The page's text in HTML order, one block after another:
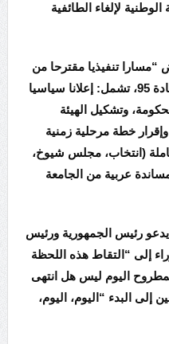
لإلغاء الطائفية
“مسارا تنفيذيا مقترحا من
ثماني خطوات مترابطة لتفعيل المادة 95، تشمل: إعلانا سياسيا
وتشكيل الهيئة
خطة مرحلية زمنية
(انتخاب، مجلس شيوخ،
عربية من الجامعة
رئيس الجمهورية ورئيس
إلى “التقاط هذه اللحظة
اليوم ليس هل انتهى
إلى البدء “اليوم، اليوم،